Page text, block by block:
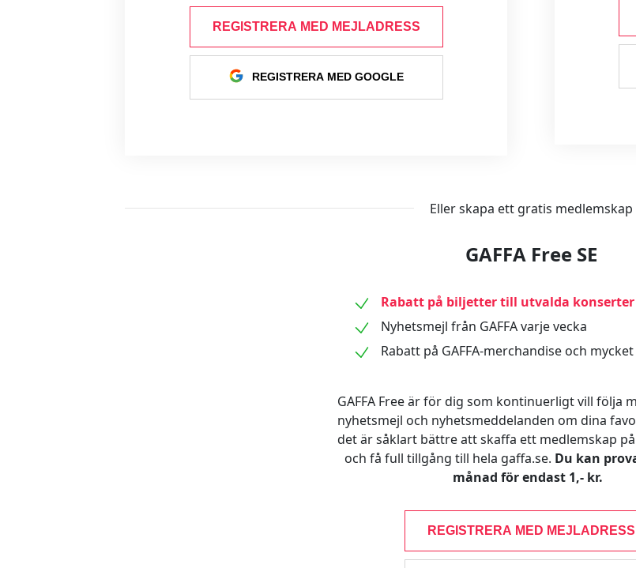
REGISTRERA MED MEJLADRESS
REGISTRERA MED GOOGLE
Eller skapa ett gratis medlemskap
GAFFA Free SE
Rabatt på biljetter till utvalda
Nyhetsmejl från GAFFA varje vecka
Rabatt på GAFFA-merchandise och
GAFFA Free är för dig som kontinuerligt vill följa
nyhetsmejl och nyhetsmeddelanden om dina
det är såklart bättre att skaffa ett medlemskap på
och få full tillgång till hela gaffa.se. Du kan
månad för endast 1,- kr.
REGISTRERA MED MEJLADRESS